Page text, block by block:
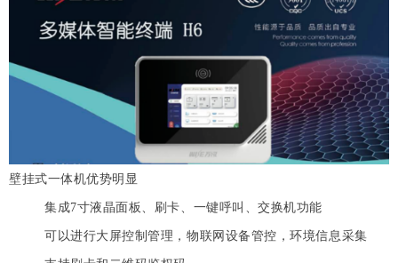
壁挂式一体机优势明显
集成7寸液晶面板、刷卡、一键呼叫、交换机功能
可以进行大屏控制管理，物联网设备管控，环境信息采集